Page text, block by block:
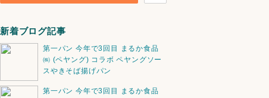
新着ブログ記事
第一パン 今年で3回目 まるか食品
㈱ (ペヤング) コラボ ペヤングソー
スやきそば揚げパン
第一パン 今年で3回目 まるか食品